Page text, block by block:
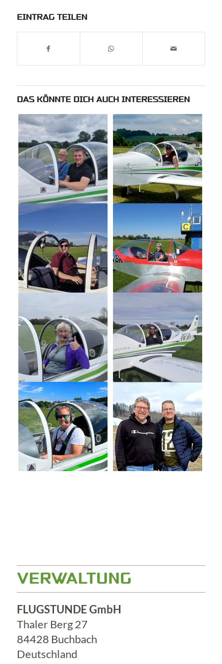
EINTRAG TEILEN
DAS KÖNNTE DICH AUCH INTERESSIEREN
VERWALTUNG
FLUGSTUNDE GmbH
Thaler Berg 27
84428 Buchbach
Deutschland